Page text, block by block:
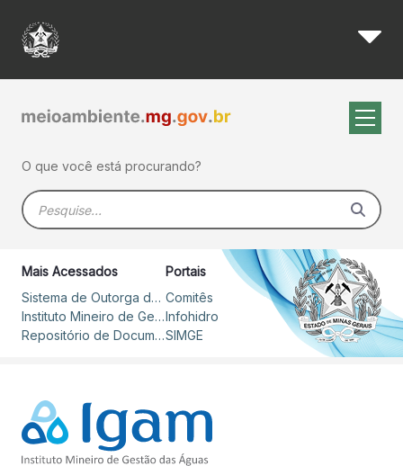
Pular para o Conteúdo principal
Conselho Estadual de
O que você está procurando?
Barra de busca
Mais Acessados
Sistema de Outorga de Direito de Uso de Recursos Hídricos – SOUT
Instituto Mineiro de Gestão das Águas
Repositório de Documentos
Portais
Comitês
Infohidro
SIMGE